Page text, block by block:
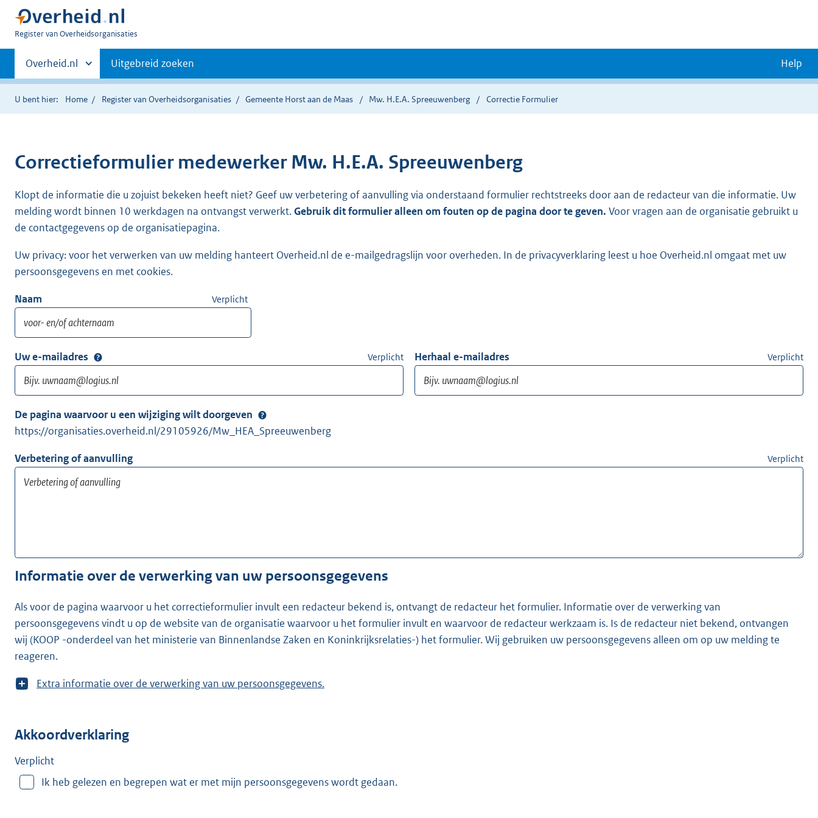
U
Register van Overheidsorganisaties
Primaire
navigatie
Andere
sites
binnen
Overheid.nl Uitgebreid zoeken Help
U bent hier: Home Register van Overheidsorganisaties Gemeente Horst aan de Maas Mw. H.E.A. Spreeuwenberg Correctie Formulier
Correctieformulier medewerker Mw. H.E.A. Spreeuwenberg
Klopt de informatie die u zojuist bekeken heeft niet? Geef uw verbetering of aanvulling via onderstaand formulier rechtstreeks door aan de redacteur van die informatie. Uw
melding wordt binnen 10 werkdagen na ontvangst verwerkt.Gebruik dit formulier alleen om fouten op de pagina door te geven. Voor vragen aan de organisatie gebruikt u
de contactgegevens op de organisatiepagina.
Uw privacy: voor het verwerken van uw melding hanteert Overheid.nl de e-mailgedragslijn voor overheden. In de privacyverklaring leest u hoe Overheid.nl omgaat met uw
persoonsgegevens en met cookies.
Naam Verplicht
Uw e-mailadres Verplicht Herhaal e-mailadres Verplicht
De pagina waarvoor u een wijziging wilt doorgeven
https://organisaties.overheid.nl/29105926/Mw_HEA_Spreeuwenberg
Verbetering of aanvulling Verplicht
Informatie over de verwerking van uw persoonsgegevens
Als voor de pagina waarvoor u het correctieformulier invult een redacteur bekend is, ontvangt de redacteur het formulier. Informatie over de verwerking van
persoonsgegevens vindt u op de website van de organisatie waarvoor u het formulier invult en waarvoor de redacteur werkzaam is. Is de redacteur niet bekend, ontvangen
wij (KOOP -onderdeel van het ministerie van Binnenlandse Zaken en Koninkrijksrelaties-) het formulier. Wij gebruiken uw persoonsgegevens alleen om op uw melding te
reageren.
T
m
e
Extra informatie over de verwerking van uw persoonsgegevens.
Akkoordverklaring
Verplicht
Ik heb gelezen en begrepen wat er met mijn persoonsgegevens wordt gedaan.